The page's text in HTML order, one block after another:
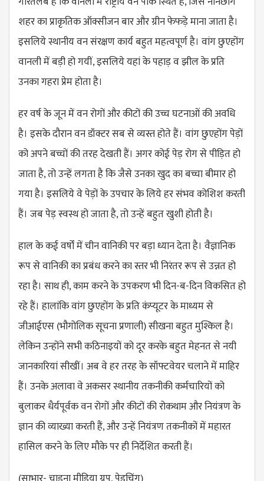
शहर का प्राकृतिक ऑक्सीजन बार और ग्रीन फेफड़े माना जाता है।
इसलिये स्थानीय वन संरक्षण कार्य बहुत महत्वपूर्ण है। वांग छुएहोंग
वानली में बड़ी हो गयीं, इसलिये यहां के पहाड़ व झील के प्रति
उनका गहरा प्रेम होता है।
हर वर्ष के जून में वन रोगों और कीटों की उच्च घटनाओं की अवधि
है। इसके दौरान वन डॉक्टर सब से व्यस्त होते हैं। वांग छुएहोंग पेड़ों
को अपने बच्चों की तरह देखती हैं। अगर कोई पेड़ रोग से पीड़ित हो
जाता है, तो उन्हें लगता है कि जैसे उनका खुद का बच्चा बीमार हो
गया है। इसलिये वे पेड़ों के उपचार के लिये हर संभव कोशिश करती
हैं। जब पेड़ स्वस्थ हो जाता है, तो उन्हें बहुत खुशी होती है।
हाल के कई वर्षों में चीन वानिकी पर बड़ा ध्यान देता है। वैज्ञानिक
रूप से वानिकी का प्रबंध करने का स्तर भी निरंतर रूप से उन्नत हो
रहा है। साथ ही, काम करने के उपकरण भी दिन-ब-दिन विकसित हो
रहे हैं। हालांकि वांग छुएहोंग के प्रति कंप्यूटर के माध्यम से
जीआईएस (भौगोलिक सूचना प्रणाली) सीखना बहुत मुश्किल है।
लेकिन उन्होंने सभी कठिनाइयों को दूर करके बहुत मेहनत से नयी
जानकारियां सीखीं। अब वे हर तरह के सॉफ्टवेयर चलाने में माहिर
हैं। उनके अलावा वे अकसर स्थानीय तकनीकी कर्मचारियों को
बुलाकर धैर्यपूर्वक वन रोगों और कीटों की रोकथाम और नियंत्रण के
ज्ञान की व्याख्या करती हैं, और उन्हें नियंत्रण तकनीकों में महारत
हासिल करने के लिए मौके पर ही निर्देशित करती हैं।